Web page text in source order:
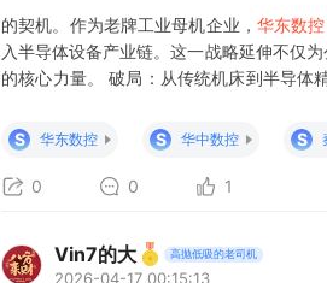
的契机。作为老牌工业母机企业， 华东数控
入半导体设备产业链。这一战略延伸不仅
的核心力量。 破局：从传统机床到半导体
行业新材料所需的替代进口高精度磨床进
S 华东数控 S 华中数控 S
0 0 1
Vin7的大 高抛低吸的老司机
2026-04-17 00:15:13